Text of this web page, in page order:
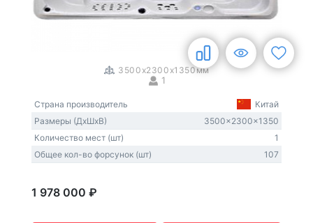
3500x2300x1350мм
1
Страна производитель
Китай
Размеры (ДxШxВ)
3500x2300x1350
Количество мест (шт)
1
Общее кол-во форсунок (шт)
107
1 978 000 ₽